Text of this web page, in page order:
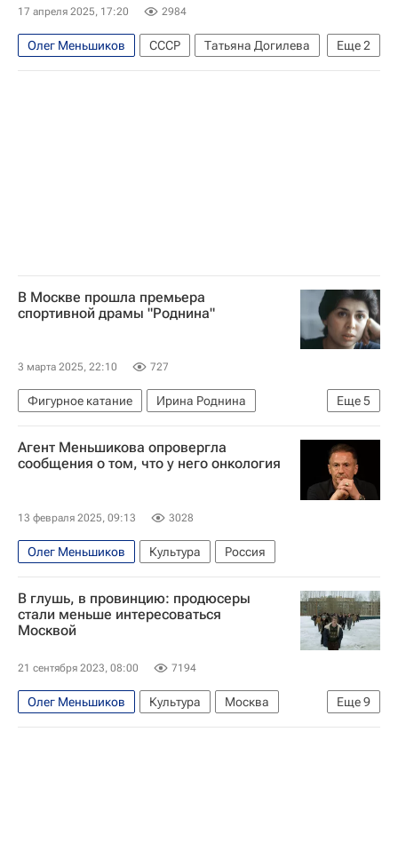
17 апреля 2025, 17:20 2984
Еще2
Олег Меньшиков СССР
Татьяна Догилева
Леонид Броневой
Малый театр
В Москве прошла премьера
спортивной драмы "Роднина"
3 марта 2025, 22:10 727
Еще5
Фигурное катание
Ирина Роднина
Антон Златопольский
Мария Миронова
Олимпийские игры
Вокруг спорта
Агент Меньшикова опровергла
сообщения о том, что у него онкология
13 февраля 2025, 09:13 3028
Олег Меньшиков Культура Россия
В глушь, в провинцию: продюсеры
стали меньше интересоваться
Москвой
21 сентября 2023, 08:00 7194
Еще9
Олег Меньшиков Культура
Москва
Сочи
Тольятти
Сергей Бурунов